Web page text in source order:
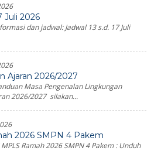
Juli 2026
dan jadwal: Jadwal 13 s.d. 17 Juli
Ajaran 2026/2027
Masa Pengenalan Lingkungan
2026/2027 silakan...
2026 SMPN 4 Pakem
Ramah 2026 SMPN 4 Pakem : Unduh